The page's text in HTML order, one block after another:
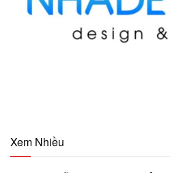
Xem Nhiều